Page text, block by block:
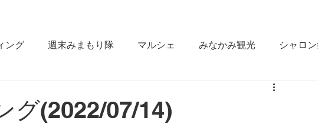
ング 週末みまもり隊 マルシェ みなかみ観光 シャロ
fm gunma
グ(2022/07/14)